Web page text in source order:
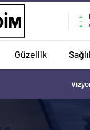
Güzellik